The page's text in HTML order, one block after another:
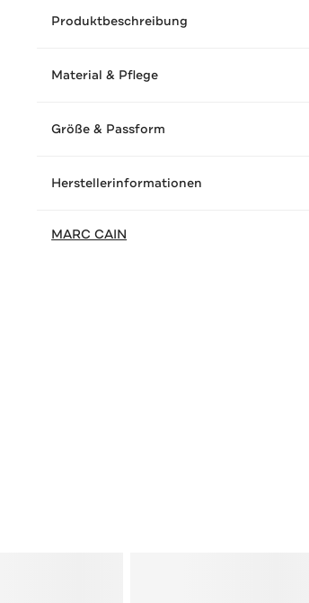
Produktbeschreibung
Material & Pflege
Größe & Passform
Herstellerinformationen
MARC CAIN